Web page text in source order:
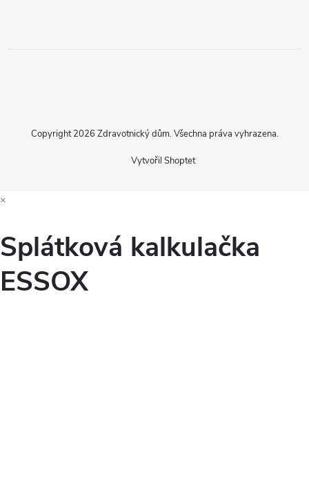
Vytvořil Shoptet
Copyright 2026 Zdravotnický dům. Všechna práva vyhrazena.
×
Splátková kalkulačka
ESSOX